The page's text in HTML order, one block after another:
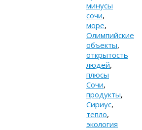
минусы
сочи,
море,
Олимпийские
объекты,
открытость
людей,
плюсы
Сочи,
продукты,
Сириус,
тепло,
экология